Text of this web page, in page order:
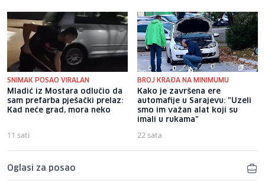
SNIMAK POSAO VIRALAN
Mladić iz Mostara odlučio da
sam prefarba pješački prelaz:
Kad neće grad, mora neko
11 sati
BROJ KRAĐA NA MINIMUMU
Kako je završena ere
automafije u Sarajevu: "Uzeli
smo im važan alat koji su
imali u rukama"
22 sata
Oglasi za posao